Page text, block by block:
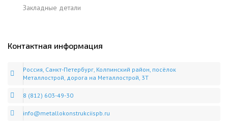
Закладные детали
Контактная информация
Россия, Санкт-Петербург, Колпинский район, посёлок
Металлострой, дорога на Металлострой, 3Т
8 (812) 603-49-30
info@metallokonstrukciispb.ru